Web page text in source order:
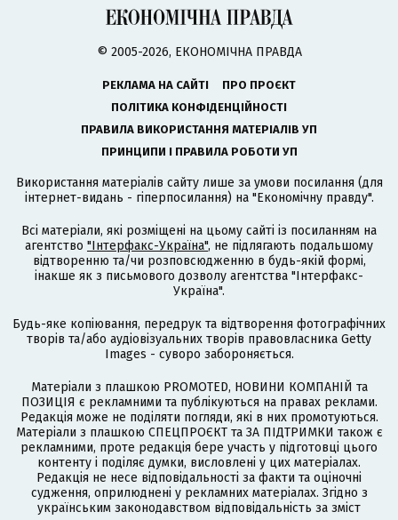
© 2005-2026, ЕКОНОМІЧНА ПРАВДА
РЕКЛАМА НА САЙТІ
ПРО ПРОЄКТ
ПОЛІТИКА КОНФІДЕНЦІЙНОСТІ
ПРАВИЛА ВИКОРИСТАННЯ МАТЕРІАЛІВ УП
ПРИНЦИПИ І ПРАВИЛА РОБОТИ УП
Використання матеріалів сайту лише за умови посилання (для
інтернет-видань - гіперпосилання) на "Економічну правду".
Всі матеріали, які розміщені на цьому сайті із посиланням на
агентство "Інтерфакс-Україна", не підлягають подальшому
відтворенню та/чи розповсюдженню в будь-якій формі,
інакше як з письмового дозволу агентства "Інтерфакс-
Україна".
Будь-яке копіювання, передрук та відтворення фотографічних
творів та/або аудіовізуальних творів правовласника Getty
Images - суворо забороняється.
Матеріали з плашкою PROMOTED, НОВИНИ КОМПАНІЙ та
ПОЗИЦІЯ є рекламними та публікуються на правах реклами.
Редакція може не поділяти погляди, які в них промотуються.
Матеріали з плашкою СПЕЦПРОЄКТ та ЗА ПІДТРИМКИ також є
рекламними, проте редакція бере участь у підготовці цього
контенту і поділяє думки, висловлені у цих матеріалах.
Редакція не несе відповідальності за факти та оціночні
судження, оприлюднені у рекламних матеріалах. Згідно з
українським законодавством відповідальність за зміст